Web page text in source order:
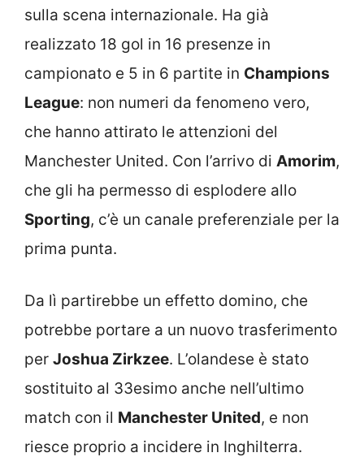
sulla scena internazionale. Ha già
realizzato 18 gol in 16 presenze in
campionato e 5 in 6 partite in Champions
League: non numeri da fenomeno vero,
che hanno attirato le attenzioni del
Manchester United. Con l’arrivo di Amorim,
che gli ha permesso di esplodere allo
Sporting, c’è un canale preferenziale per la
prima punta.
Da lì partirebbe un effetto domino, che
potrebbe portare a un nuovo trasferimento
per Joshua Zirkzee. L’olandese è stato
sostituito al 33esimo anche nell’ultimo
match con il Manchester United, e non
riesce proprio a incidere in Inghilterra.